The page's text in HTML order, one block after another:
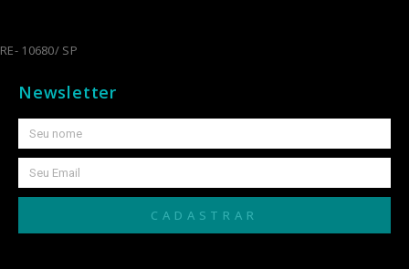
RE- 10680/ SP
Newsletter
CADASTRAR